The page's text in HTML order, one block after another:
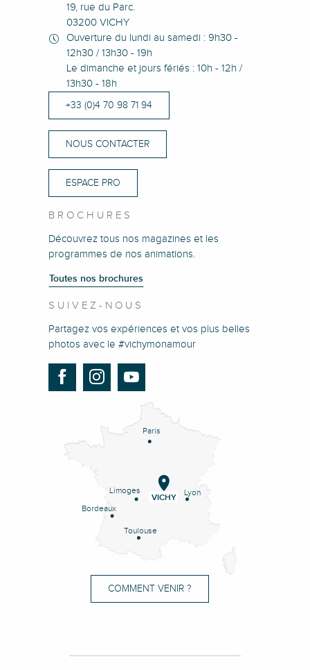
19, rue du Parc.
03200 VICHY
Ouverture du lundi au samedi : 9h30 -
12h30 / 13h30 - 19h
Le dimanche et jours fériés : 10h - 12h /
13h30 - 18h
+33 (0)4 70 98 71 94
NOUS CONTACTER
ESPACE PRO
BROCHURES
Découvrez tous nos magazines et les
programmes de nos animations.
Toutes nos brochures
SUIVEZ-NOUS
Partagez vos expériences et vos plus belles
photos avec le #vichymonamour
Paris
Lyon
Limoges
Bordeaux
Toulouse
VICHY
COMMENT VENIR ?